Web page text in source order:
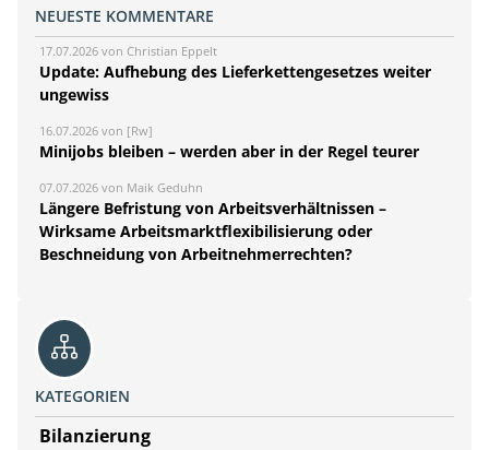
NEUESTE KOMMENTARE
17.07.2026 von Christian Eppelt
Update: Aufhebung des Lieferkettengesetzes weiter
ungewiss
16.07.2026 von [Rw]
Minijobs bleiben – werden aber in der Regel teurer
07.07.2026 von Maik Geduhn
Längere Befristung von Arbeitsverhältnissen –
Wirksame Arbeitsmarktflexibilisierung oder
Beschneidung von Arbeitnehmerrechten?
KATEGORIEN
Bilanzierung